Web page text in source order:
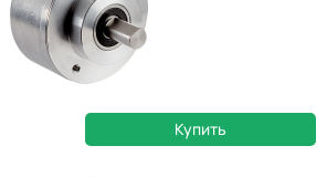
Купить